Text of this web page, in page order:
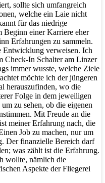
sollte sich umfangreich
welche ein Laie nicht
für das niedrige
Beginn einer Karriere eher
Erfahrungen zu sammeln.
Entwicklung verweisen. Ich
Check-In Schalter am Linzer
immer wusste, welche Ziele
möchte ich der jüngeren
herauszufinden, wo die
Folge in dem jeweiligen
zu sehen, ob die eigenen
Mit Freude an die
meiner Erfahrung nach, die
Job zu machen, nur um
Der finanzielle Bereich darf
was zählt ist die Erfahrung.
wollte, nämlich die
Aspekte der Fliegerei